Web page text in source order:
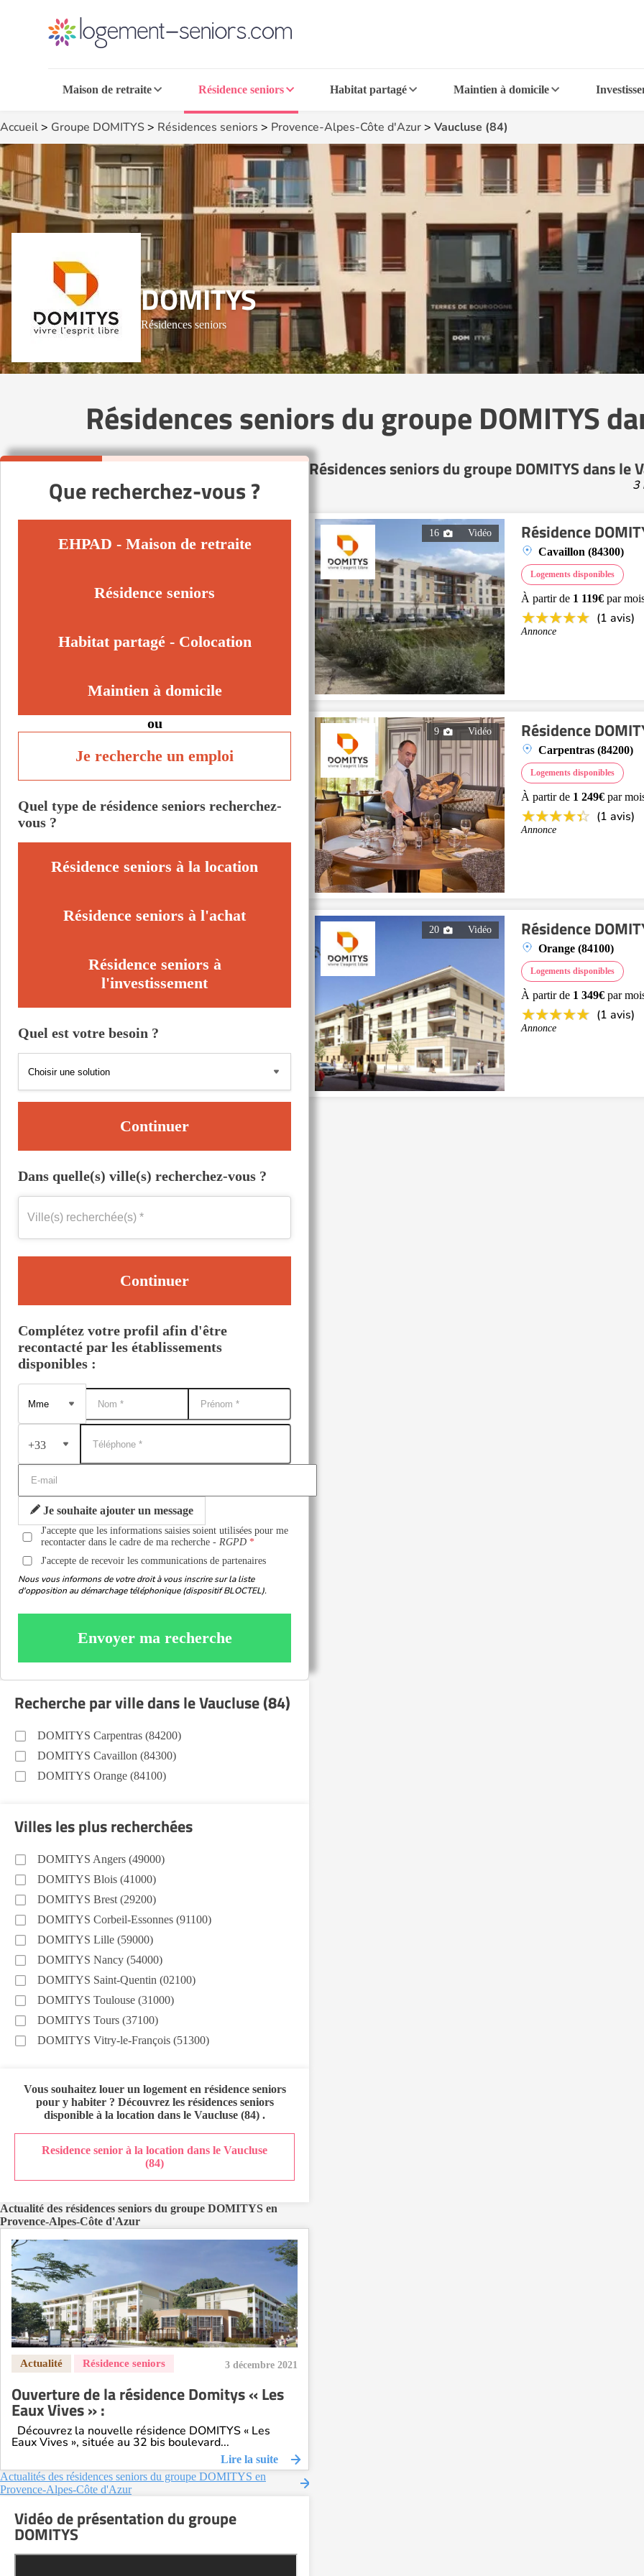
Maison de retraite Résidence seniors Habitat partagé Maintien à domicile
Accueil> Groupe DOMITYS> Résidences seniors > Provence-Alpes-Côte d'Azur> Vaucluse (84)
DOMITYS
Résidences seniors
Résidences seniors du groupe DOMITYS
Résidences seniors du groupe DOMITYS dans le
3
16 Vidéo Résidence
Cavaillon (84300)
Logements disponibles
À partir de 1 119€ par
(1 avis)
Annonce
9 Vidéo Résidence
Carpentras (84200)
Logements disponibles
À partir de 1 249€ par
(1 avis)
Annonce
20 Vidéo Résidence
Orange (84100)
Logements disponibles
À partir de 1 349€ par
(1 avis)
Annonce
Que recherchez-vous ?
EHPAD - Maison de retraite
Résidence seniors
Habitat partagé - Colocation
Maintien à domicile
ou
Je recherche un emploi
Quel type de résidence seniors recherchez-
vous ?
Résidence seniors à la location
Résidence seniors à l'achat
Résidence seniors à
l'investissement
Quel est votre besoin ?
Continuer
Dans quelle(s) ville(s) recherchez-vous ?
Continuer
Complétez votre profil afin d'être
recontacté par les établissements
disponibles :
+33
Je souhaite ajouter un message
J'accepte que les informations saisies soient utilisées pour me
recontacter dans le cadre de ma recherche -RGPD
J'accepte de recevoir les communications de partenaires
Nous vous informons de votre droit à vous inscrire sur la liste
d'opposition au démarchage téléphonique (dispositif BLOCTEL).
Envoyer ma recherche
Recherche par ville dans le Vaucluse (84)
DOMITYS Carpentras (84200)
DOMITYS Cavaillon (84300)
DOMITYS Orange (84100)
Villes les plus recherchées
DOMITYS Angers (49000)
DOMITYS Blois (41000)
DOMITYS Brest (29200)
DOMITYS Corbeil-Essonnes (91100)
DOMITYS Lille (59000)
DOMITYS Nancy (54000)
DOMITYS Saint-Quentin (02100)
DOMITYS Toulouse (31000)
DOMITYS Tours (37100)
DOMITYS Vitry-le-François (51300)
Vous souhaitez louer un logement en résidence seniors
pour y habiter ? Découvrez les résidences seniors
disponible à la location dans le Vaucluse (84) .
Residence senior à la location dans le Vaucluse
(84)
Actualité des résidences seniors du groupe DOMITYS en
Provence-Alpes-Côte d'Azur
3 décembre 2021
Ouverture de la résidence Domitys « Les
Eaux Vives » :
Découvrez la nouvelle résidence DOMITYS « Les
Eaux Vives », située au 32 bis boulevard...
Lire la suite
Actualités des résidences seniors du groupe DOMITYS en
Provence-Alpes-Côte d'Azur
Vidéo de présentation du groupe
DOMITYS